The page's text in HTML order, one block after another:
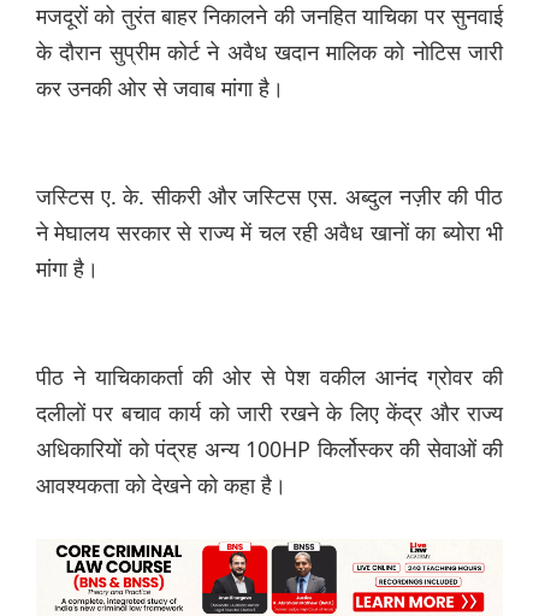
मजदूरों को तुरंत बाहर निकालने की जनहित याचिका पर सुनवाई
के दौरान सुप्रीम कोर्ट ने अवैध खदान मालिक को नोटिस जारी
कर उनकी ओर से जवाब मांगा है।
जस्टिस ए. के. सीकरी और जस्टिस एस. अब्दुल नज़ीर की पीठ
ने मेघालय सरकार से राज्य में चल रही अवैध खानों का ब्योरा भी
मांगा है।
पीठ ने याचिकाकर्ता की ओर से पेश वकील आनंद ग्रोवर की
दलीलों पर बचाव कार्य को जारी रखने के लिए केंद्र और राज्य
अधिकारियों को पंद्रह अन्य 100HP किर्लोस्कर की सेवाओं की
आवश्यकता को देखने को कहा है।